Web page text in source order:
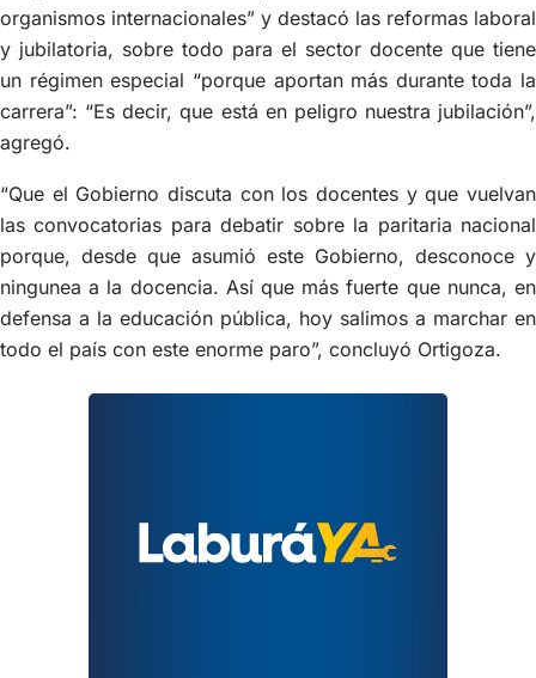
organismos internacionales” y destacó las reformas laboral
y jubilatoria, sobre todo para el sector docente que tiene
un régimen especial “porque aportan más durante toda la
carrera”: “Es decir, que está en peligro nuestra jubilación”,
agregó.
“Que el Gobierno discuta con los docentes y que vuelvan
las convocatorias para debatir sobre la paritaria nacional
porque, desde que asumió este Gobierno, desconoce y
ningunea a la docencia. Así que más fuerte que nunca, en
defensa a la educación pública, hoy salimos a marchar en
todo el país con este enorme paro”, concluyó Ortigoza.